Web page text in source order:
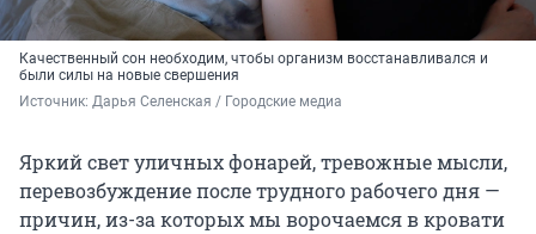
Качественный сон необходим, чтобы организм восстанавливался и
были силы на новые свершения
Источник: Дарья Селенская / Городские медиа
Яркий свет уличных фонарей, тревожные мысли,
перевозбуждение после трудного рабочего дня —
причин, из-за которых мы ворочаемся в кровати